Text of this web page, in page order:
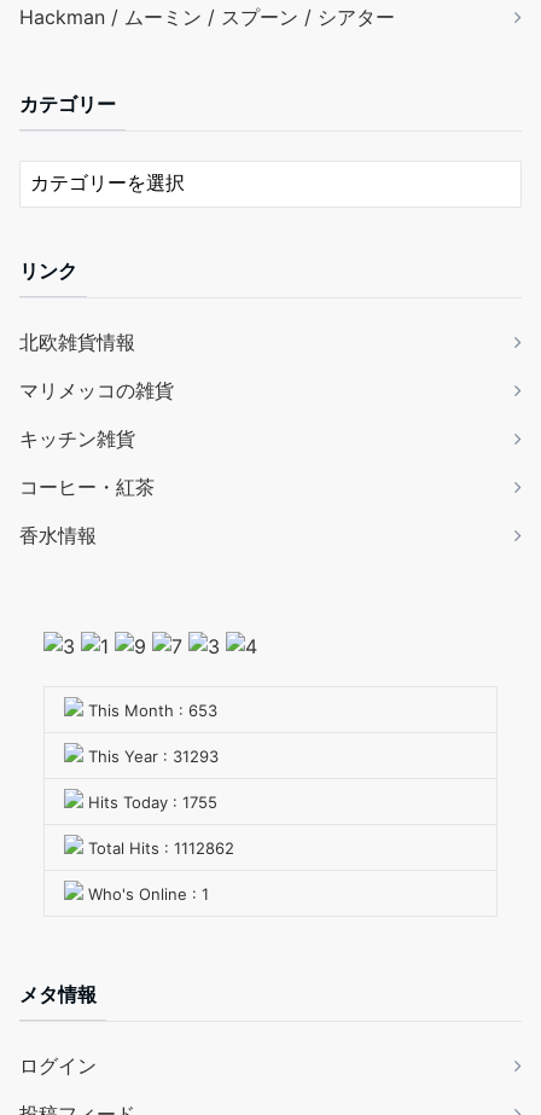
Hackman / ムーミン / スプーン / シアター
カテゴリー
リンク
北欧雑貨情報
マリメッコの雑貨
キッチン雑貨
コーヒー・紅茶
香水情報
This Month : 653
This Year : 31293
Hits Today : 1755
Total Hits : 1112862
Who's Online : 1
メタ情報
ログイン